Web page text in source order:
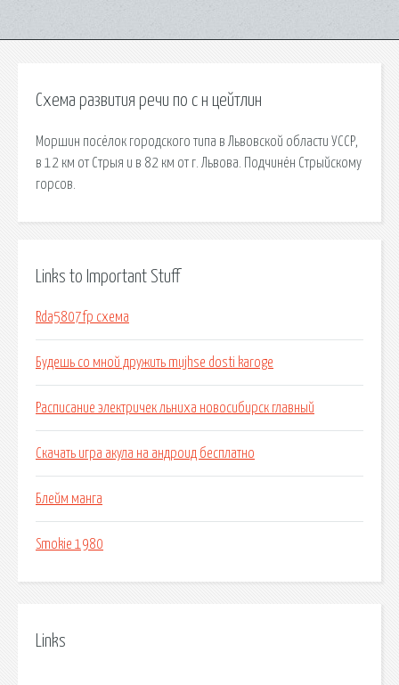
Схема развития речи по с н цейтлин
Моршин посёлок городского типа в Львовской области УССР,
в 12 км от Стрыя и в 82 км от г. Львова. Подчинён Стрыйскому
горсов.
Links to Important Stuff
Rda5807fp схема
Будешь со мной дружить mujhse dosti karoge
Расписание электричек льниха новосибирск главный
Скачать игра акула на андроид бесплатно
Блейм манга
Smokie 1980
Links